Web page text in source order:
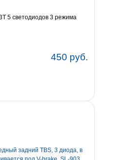
5 светодиодов 3 режима
450 руб.